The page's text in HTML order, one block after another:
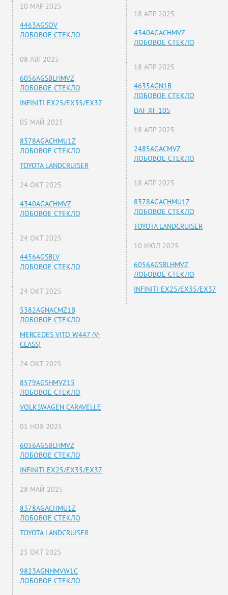
10 МАР 2025
4463AGSOV
ЛОБОВОЕ СТЕКЛО
08 АВГ 2025
6056AGSBLHMVZ
ЛОБОВОЕ СТЕКЛО
INFINITI EX25/EX35/EX37
05 МАЙ 2025
8378AGACHMU1Z
ЛОБОВОЕ СТЕКЛО
TOYOTA LANDCRUISER
24 ОКТ 2025
4340AGACHMVZ
ЛОБОВОЕ СТЕКЛО
24 ОКТ 2025
4456AGSBLV
ЛОБОВОЕ СТЕКЛО
24 ОКТ 2025
5382AGNACMZ1B
ЛОБОВОЕ СТЕКЛО
MERCEDES VITO W447 (V-
CLASS)
24 ОКТ 2025
8579AGSHMVZ15
ЛОБОВОЕ СТЕКЛО
VOLKSWAGEN CARAVELLE
01 НОЯ 2025
6056AGSBLHMVZ
ЛОБОВОЕ СТЕКЛО
INFINITI EX25/EX35/EX37
28 МАЙ 2025
8378AGACHMU1Z
ЛОБОВОЕ СТЕКЛО
TOYOTA LANDCRUISER
25 ОКТ 2025
9823AGNHMVW1C
ЛОБОВОЕ СТЕКЛО
18 АПР 2025
4340AGACHMVZ
ЛОБОВОЕ СТЕКЛО
18 АПР 2025
4635AGN1B
ЛОБОВОЕ СТЕКЛО
DAF XF 105
18 АПР 2025
2485AGACMVZ
ЛОБОВОЕ СТЕКЛО
18 АПР 2025
8378AGACHMU1Z
ЛОБОВОЕ СТЕКЛО
TOYOTA LANDCRUISER
10 ИЮЛ 2025
6056AGSBLHMVZ
ЛОБОВОЕ СТЕКЛО
INFINITI EX25/EX35/EX37